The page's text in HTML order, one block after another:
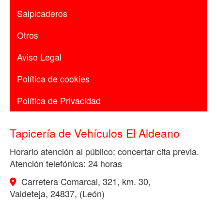
Salpicaderos
Otros
Aviso Legal
Política de cookies
Política de Privacidad
Tapicería de Vehículos El Aldeano
Horario atención al público: concertar cita previa.
Atención telefónica: 24 horas
Carretera Comarcal, 321, km. 30,
Valdeteja, 24837, (León)